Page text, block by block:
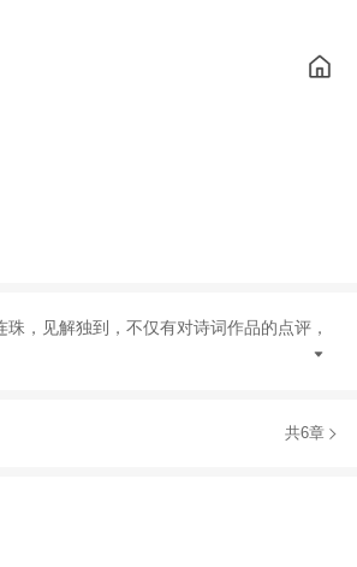
珠 ， 见解独到 ， 不仅有对诗词作品的点评 ，
共6章